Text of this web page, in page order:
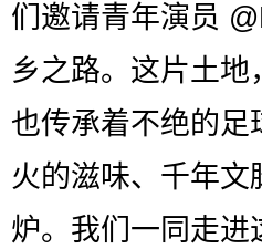
们邀请青年演员
乡之路。这片土
也传承着不绝的足
火的滋味、千年
炉。我们一同走进